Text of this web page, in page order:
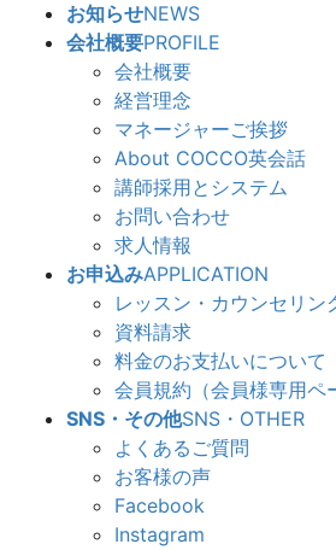
お知らせNEWS
会社概要PROFILE
会社概要
経営理念
マネージャーご挨拶
About COCCO英会話
講師採用とシステム
お問い合わせ
求人情報
お申込みAPPLICATION
レッスン・カウンセリン
資料請求
料金のお支払いについて
会員規約（会員様専用ペ
SNS・その他SNS・OTHER
よくあるご質問
お客様の声
Facebook
Instagram